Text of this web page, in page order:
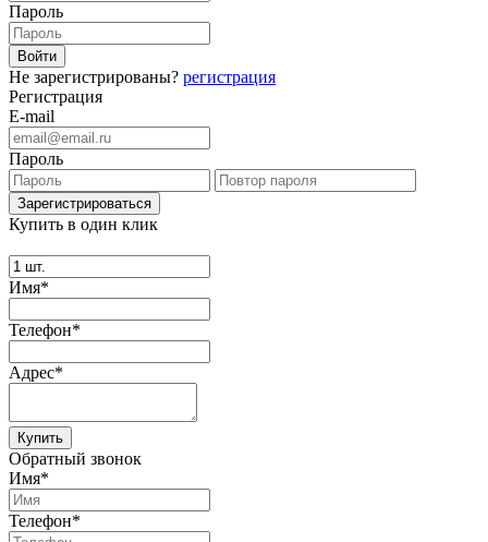
Пароль
Не зарегистрированы? регистрация
Регистрация
E-mail
Пароль
Купить в один клик
Имя*
Телефон*
Адрес*
Купить
Обратный звонок
Имя*
Телефон*